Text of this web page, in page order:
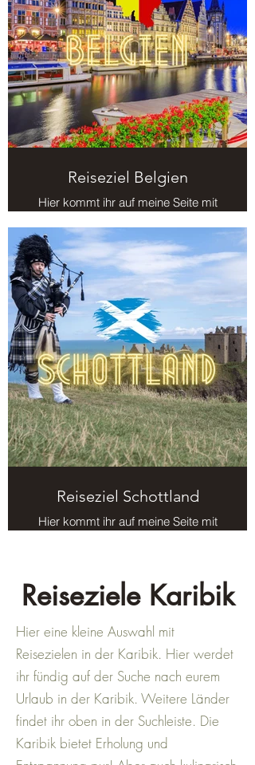
¡
Reiseziel Belgien
Hier kommt ihr auf meine Seite mit
Reisezielen in Belgien.
Reiseziel Schottland
Hier kommt ihr auf meine Seite mit
Reisezielen in Schottland.
Reiseziele Karibik
Hier eine kleine Auswahl mit
Reisezielen in der Karibik. Hier werdet
ihr fündig auf der Suche nach eurem
Urlaub in der Karibik. Weitere Länder
findet ihr oben in der Suchleiste. Die
Karibik bietet Erholung und